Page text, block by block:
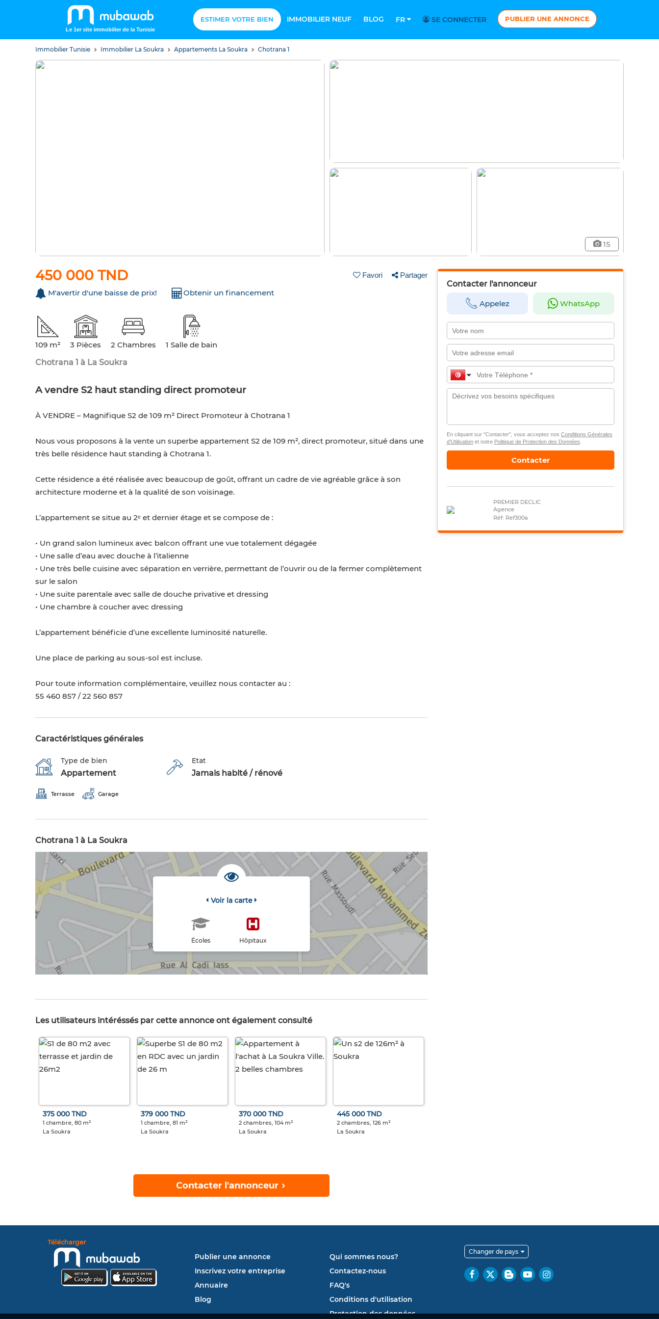
Le 1er site immobilier de la Tunisie
ESTIMER VOTRE BIEN IMMOBILIER NEUF BLOG FR SE CONNECTER PUBLIER UNE ANNONCE
Immobilier Tunisie Immobilier La Soukra Appartements La Soukra Chotrana 1
15
450 000 TND Favori Partager
M'avertir d'une baisse de prix! Obtenir un financement
109 m² 3 Pièces 2 Chambres
1 Salle de bain
Chotrana 1 à La Soukra
A vendre S2 haut standing direct promoteur
À VENDRE – Magnifique S2 de 109 m² Direct Promoteur à Chotrana 1
Nous vous proposons à la vente un superbe appartement S2 de 109 m², direct promoteur, situé dans une
très belle résidence haut standing à Chotrana 1.
Cette résidence a été réalisée avec beaucoup de goût, offrant un cadre de vie agréable grâce à son
architecture moderne et à la qualité de son voisinage.
L’appartement se situe au 2ᵉ et dernier étage et se compose de :
• Un grand salon lumineux avec balcon offrant une vue totalement dégagée
• Une salle d’eau avec douche à l’italienne
• Une très belle cuisine avec séparation en verrière, permettant de l’ouvrir ou de la fermer complètement
sur le salon
• Une suite parentale avec salle de douche privative et dressing
• Une chambre à coucher avec dressing
L’appartement bénéficie d’une excellente luminosité naturelle.
Une place de parking au sous-sol est incluse.
Pour toute information complémentaire, veuillez nous contacter au :
55 460 857 / 22 560 857
Caractéristiques générales
Type de bien
Appartement
Etat
Jamais habité / rénové
Terrasse Garage
Chotrana 1 à La Soukra
Voir la carte
Écoles Hôpitaux
Les utilisateurs intéréssés par cette annonce ont également consulté
375 000 TND
1 chambre, 80 m²
La Soukra
379 000 TND
1 chambre, 81 m²
La Soukra
370 000 TND
2 chambres, 104 m²
La Soukra
445 000 TND
2 chambres, 126 m²
La Soukra
Contacter l'annonceur
Contacter l'annonceur
Appelez WhatsApp
En cliquant sur "Contacter", vous acceptez nos Conditions Générales
d’Utilisationet notre Politique de Protection des Données
Contacter
PREMIER DECLIC
Agence
Réf: Ref300a
Télécharger
Publier une annonce
Inscrivez votre entreprise
Annuaire
Blog
Qui sommes nous?
Contactez-nous
FAQ's
Conditions d'utilisation
Protection des données
Changer de pays